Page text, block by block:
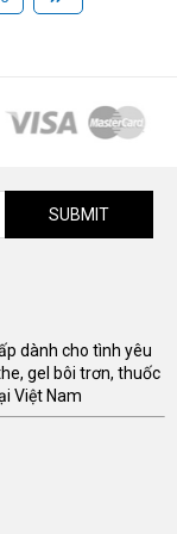
SUBMIT
dành cho tình yêu
gel bôi trơn, thuốc
Việt Nam